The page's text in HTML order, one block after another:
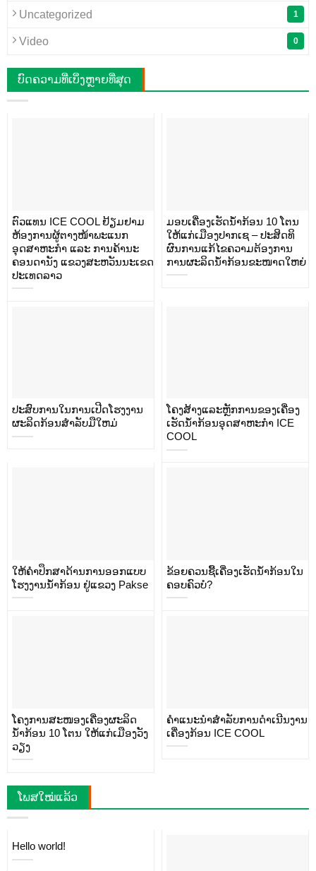
Uncategorized 1
Video 0
ບົດຄວາມທີ່ເບິ່ງຫຼາຍທີ່ສຸດ
ຕົວແທນ ICE COOL ຢ້ຽມຢາມ
ຫ້ອງການຜູ້ຕາງໜ້າພະແນກ
ອຸດສາຫະກຳ ແລະ ການຄ້ານະ
ຄອນດານັງ ແຂວງສະຫວັນນະເຂດ
ປະເທດລາວ
ມອບເຄື່ອງເຮັດນ້ຳກ້ອນ 10 ໂຕນ
ໃຫ້ແກ່ເມືອງປາກເຊ – ປະສິດທິ
ຜົນການແກ້ໄຂຄວາມຕ້ອງການ
ການຜະລິດນ້ຳກ້ອນຂະໜາດໃຫຍ່
ປະສົບການໃນການເປີດໂຮງງານ
ຜະລິດກ້ອນສໍາລັບມືໃຫມ່
ໂຄງສ້າງແລະຫຼັກການຂອງເຄື່ອງ
ເຮັດນໍ້າກ້ອນອຸດສາຫະກໍາ ICE
COOL
ໃຫ້ຄຳປຶກສາດ້ານການອອກແບບ
ໂຮງງານນ້ຳກ້ອນ ຢູ່ແຂວງ Pakse
ຂ້ອຍຄວນຊື້ເຄື່ອງເຮັດນໍ້າກ້ອນໃນ
ຄອບຄົວບໍ?
ໂຄງການສະໜອງເຄື່ອງຜະລິດ
ນ້ຳກ້ອນ 10 ໂຕນ ໃຫ້ແກ່ເມືອງວັງ
ວຽງ
ຄໍາແນະນໍາສໍາລັບການດໍາເນີນງານ
ເຄື່ອງກ້ອນ ICE COOL
ໂພສໃໝ່ແລ້ວ
Hello world!